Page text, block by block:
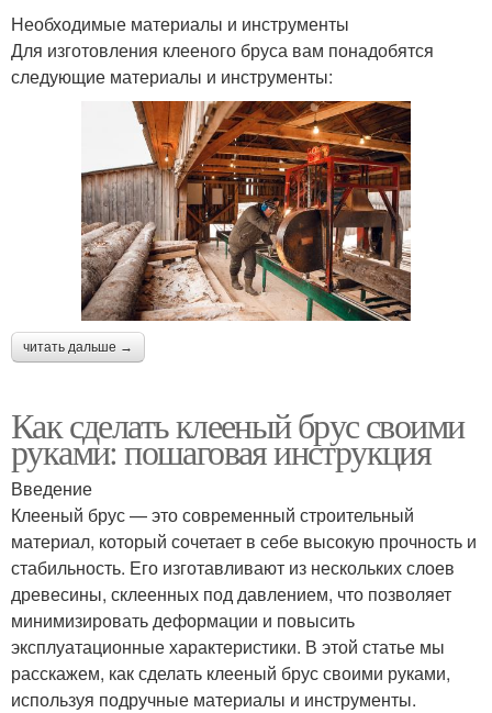
Необходимые материалы и инструменты
Для изготовления клееного бруса вам понадобятся
следующие материалы и инструменты:
читать дальше →
Как сделать клееный брус своими
руками: пошаговая инструкция
Введение
Клееный брус — это современный строительный
материал, который сочетает в себе высокую прочность и
стабильность. Его изготавливают из нескольких слоев
древесины, склеенных под давлением, что позволяет
минимизировать деформации и повысить
эксплуатационные характеристики. В этой статье мы
расскажем, как сделать клееный брус своими руками,
используя подручные материалы и инструменты.